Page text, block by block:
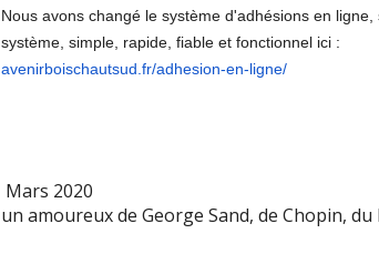
Nous avons changé le système d'adhésions en
système, simple, rapide, fiable et fonctionnel ici :
avenirboischautsud.fr/adhesion-en-ligne/
Mars 2020
un amoureux de George Sand, de Chopin,